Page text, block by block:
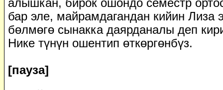
алышкан, бирок ошондо семестр
бар эле, майрамдагандан кийин Лиза
бөлмөгө сынакка даярданалы деп
Нике түнүн ошентип өткөргөнбүз.
[пауза]